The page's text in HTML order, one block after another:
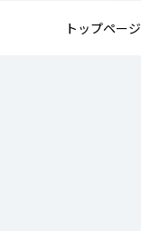
トップページ